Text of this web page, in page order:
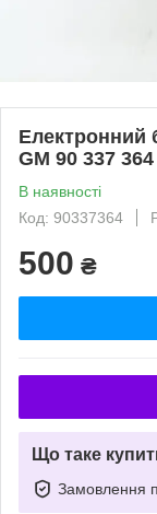
Електронний
GM 90 337
В наявності
Код: 90337364
500 ₴
Що таке
Замовлення